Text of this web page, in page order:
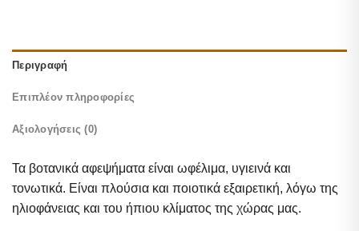
Περιγραφή
Επιπλέον πληροφορίες
Αξιολογήσεις (0)
Τα βοτανικά αφεψήματα είναι ωφέλιμα, υγιεινά και
τονωτικά. Είναι πλούσια και ποιοτικά εξαιρετική, λόγω της
ηλιοφάνειας και του ήπιου κλίματος της χώρας μας.